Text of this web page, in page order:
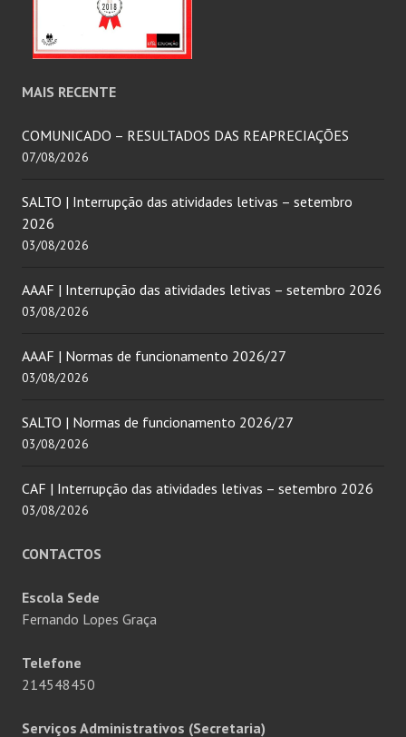
MAIS RECENTE
COMUNICADO – RESULTADOS DAS REAPRECIAÇÕES
07/08/2026
SALTO | Interrupção das atividades letivas – setembro
2026
03/08/2026
AAAF | Interrupção das atividades letivas – setembro 2026
03/08/2026
AAAF | Normas de funcionamento 2026/27
03/08/2026
SALTO | Normas de funcionamento 2026/27
03/08/2026
CAF | Interrupção das atividades letivas – setembro 2026
03/08/2026
CONTACTOS
Escola Sede
Fernando Lopes Graça
Telefone
214548450
Serviços Administrativos (Secretaria)